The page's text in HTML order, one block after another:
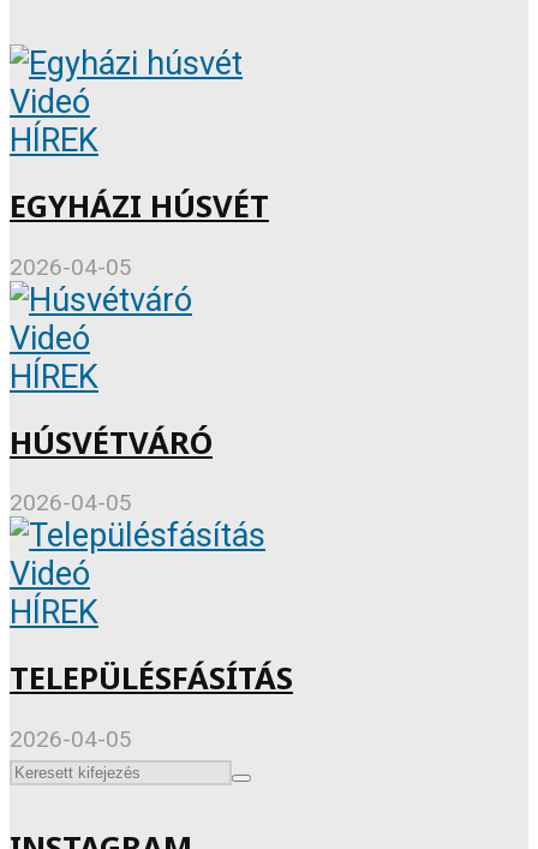
Videó
HÍREK
EGYHÁZI HÚSVÉT
2026-04-05
Videó
HÍREK
HÚSVÉTVÁRÓ
2026-04-05
Videó
HÍREK
TELEPÜLÉSFÁSÍTÁS
2026-04-05